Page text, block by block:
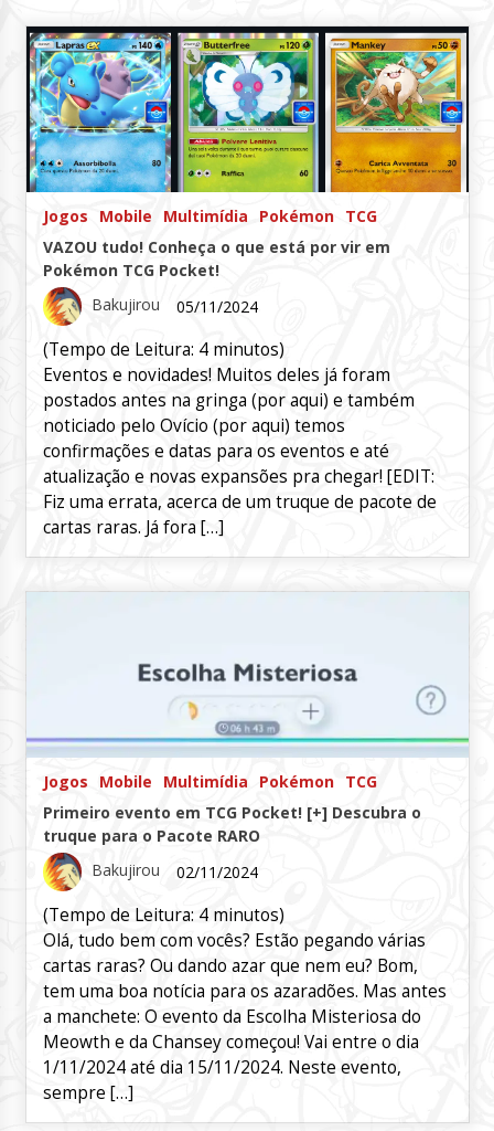
Jogos Mobile Multimídia Pokémon
TCG
VAZOU tudo! Conheça o que está por vir em
Pokémon TCG Pocket!
Bakujirou
05/11/2024
(Tempo de Leitura: 4 minutos)
Eventos e novidades! Muitos deles já foram
postados antes na gringa (por aqui) e também
noticiado pelo Ovício (por aqui) temos
confirmações e datas para os eventos e até
atualização e novas expansões pra chegar! [EDIT:
Fiz uma errata, acerca de um truque de pacote de
cartas raras. Já fora […]
Jogos Mobile Multimídia Pokémon
TCG
Primeiro evento em TCG Pocket! [+] Descubra o
truque para o Pacote RARO
Bakujirou
02/11/2024
(Tempo de Leitura: 4 minutos)
Olá, tudo bem com vocês? Estão pegando várias
cartas raras? Ou dando azar que nem eu? Bom,
tem uma boa notícia para os azaradões. Mas antes
a manchete: O evento da Escolha Misteriosa do
Meowth e da Chansey começou! Vai entre o dia
1/11/2024 até dia 15/11/2024. Neste evento,
sempre […]